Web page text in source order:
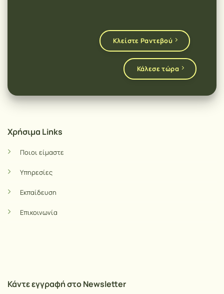
Κλείστε Ραντεβού
Κάλεσε τώρα
Χρήσιμα Links
Ποιοι είμαστε
Υπηρεσίες
Εκπαίδευση
Επικοινωνία
Κάντε εγγραφή στο Newsletter